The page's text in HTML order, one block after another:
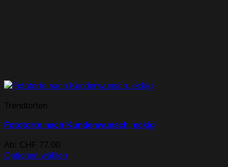
Trendtorten
Fototorte nach Kundenwunsch, eckig
Ab: CHF 77.00
Optionen wählen